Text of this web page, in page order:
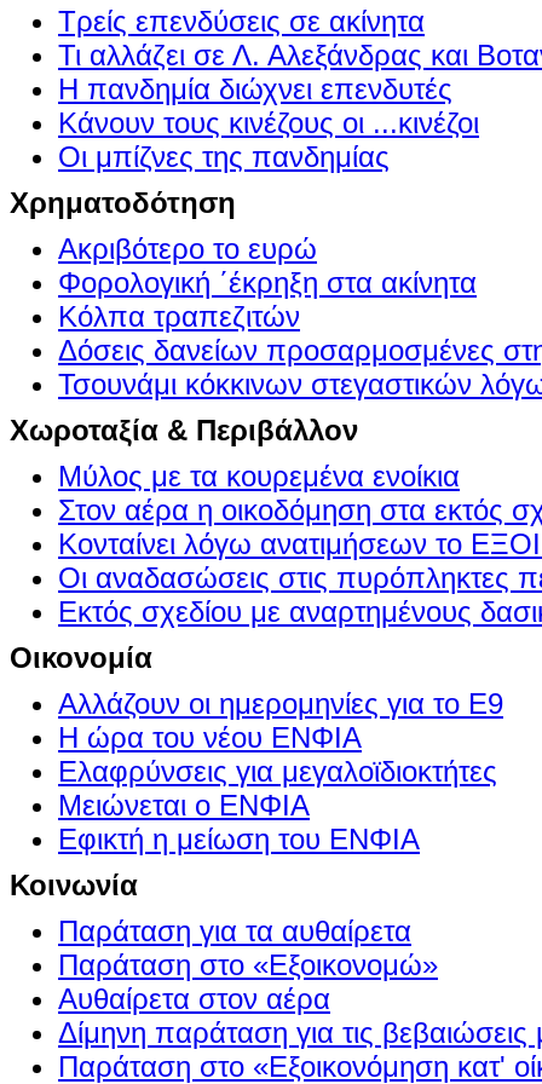
Τρείς επενδύσεις σε ακίνητα
Τι αλλάζει σε Λ. Αλεξάνδρας και
Η πανδημία διώχνει επενδυτές
Κάνουν τους κινέζους οι ...κινέζοι
Οι μπίζνες της πανδημίας
Χρηματοδότηση
Ακριβότερο το ευρώ
Φορολογική ΄έκρηξη στα ακίνητα
Κόλπα τραπεζιτών
Δόσεις δανείων προσαρμοσμένες
Τσουνάμι κόκκινων στεγαστικών
Χωροταξία & Περιβάλλον
Μύλος με τα κουρεμένα ενοίκια
Στον αέρα η οικοδόμηση στα εκτός
Κονταίνει λόγω ανατιμήσεων το
Οι αναδασώσεις στις πυρόπληκτες
Εκτός σχεδίου με αναρτημένους
Οικονομία
Αλλάζουν οι ημερομηνίες για το Ε9
Η ώρα του νέου ΕΝΦΙΑ
Ελαφρύνσεις για μεγαλοϊδιοκτήτες
Μειώνεται ο ΕΝΦΙΑ
Εφικτή η μείωση του ΕΝΦΙΑ
Κοινωνία
Παράταση για τα αυθαίρετα
Παράταση στο «Εξοικονομώ»
Αυθαίρετα στον αέρα
Δίμηνη παράταση για τις βεβαιώσεις
Παράταση στο «Εξοικονόμηση κατ'